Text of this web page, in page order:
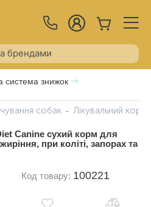
система знижок
собак Лікувальний
Canine сухий корм для
при коліті, запорах та
Код товару: 100221